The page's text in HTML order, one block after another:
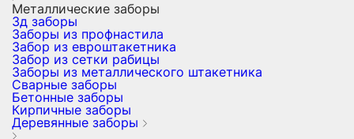
Металлические заборы
3д заборы
Заборы из профнастила
Забор из евроштакетника
Забор из сетки рабицы
Заборы из металлического штакетника
Сварные заборы
Бетонные заборы
Кирпичные заборы
Деревянные заборы